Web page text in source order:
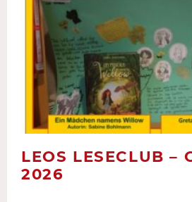
LEOS LESECLUB –
2026